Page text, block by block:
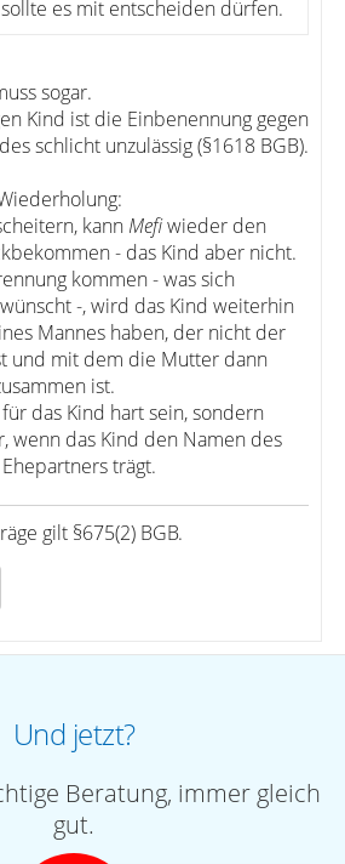
es mit entscheiden dürfen.
sogar.
Kind ist die Einbenennung gegen
schlicht unzulässig (§1618 BGB).
kann Mefiwieder den
- das Kind aber nicht.
kommen - was sich
-, wird das Kind weiterhin
Mannes haben, der nicht der
und mit dem die Mutter dann
ist.
das Kind hart sein, sondern
wenn das Kind den Namen des
trägt.
gilt §675(2) BGB.
Und jetzt?
Beratung, immer gleich
gut.